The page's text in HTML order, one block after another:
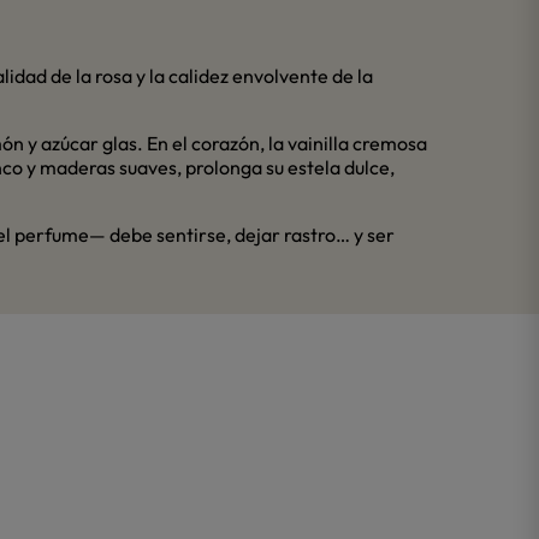
de la rosa y la calidez envolvente de la
y azúcar glas. En el corazón, la vainilla cremosa
y maderas suaves, prolonga su estela dulce,
perfume— debe sentirse, dejar rastro… y ser